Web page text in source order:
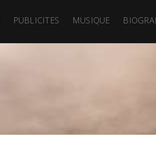
PUBLICITES MUSIQUE